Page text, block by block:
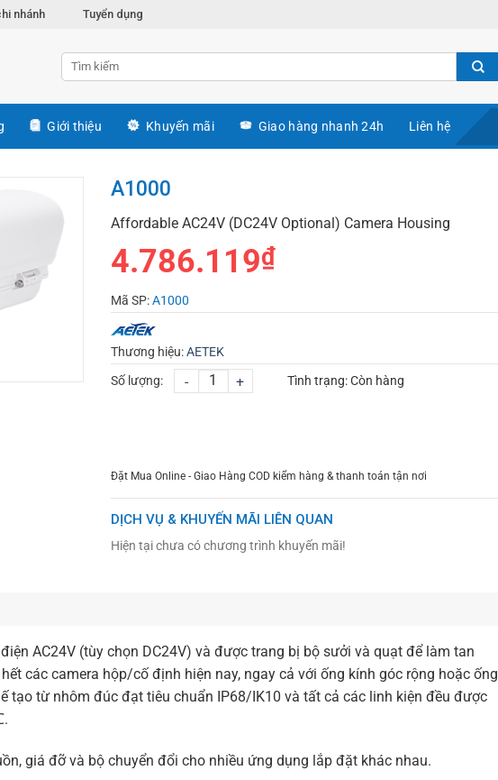
nhánh Tuyển dụng
Giới thiệu Khuyến mãi Giao hàng nhanh 24h Liên hệ
A1000
Affordable AC24V (DC24V Optional) Camera Housing
4.786.119₫
Mã SP:A1000
Thương hiệu:AETEK
Số lượng:
- + Tình trạng:Còn hàng
Đặt Mua Online - Giao Hàng COD kiểm hàng & thanh toán tận nơi
DỊCH VỤ & KHUYẾN MÃI LIÊN QUAN
Hiện tại chưa có chương trình khuyến mãi!
AC24V (tùy chọn DC24V) và được trang bị bộ sưởi và quạt để làm tan
các camera hộp/cố định hiện nay, ngay cả với ống kính góc rộng hoặc ống
tạo từ nhôm đúc đạt tiêu chuẩn IP68/IK10 và tất cả các linh kiện đều được
giá đỡ và bộ chuyển đổi cho nhiều ứng dụng lắp đặt khác nhau.